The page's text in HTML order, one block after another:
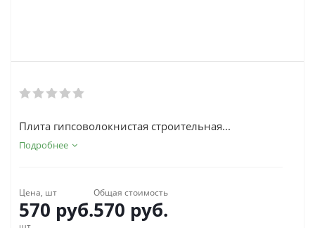
Плита гипсоволокнистая строительная...
Подробнее
Цена, шт
570 руб.
Общая стоимость
570 руб.